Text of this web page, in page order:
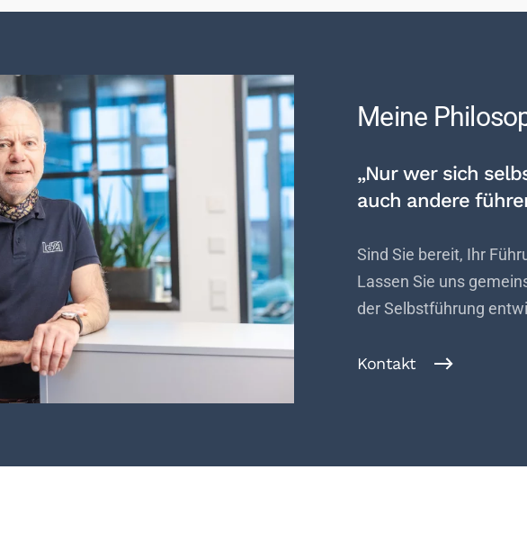
Meine
„Nur wer sich
auch andere
Sind Sie bereit, Ihr
Lassen Sie uns
der Selbstführung
Kontakt